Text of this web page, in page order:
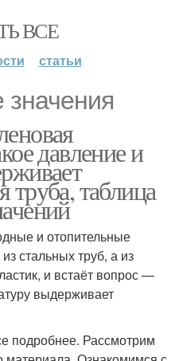
ВСЕ
статьи
давление и
труба, таблица
и отопительные
стальных труб, а из
и встаёт вопрос —
выдерживает
подробнее. Рассмотрим